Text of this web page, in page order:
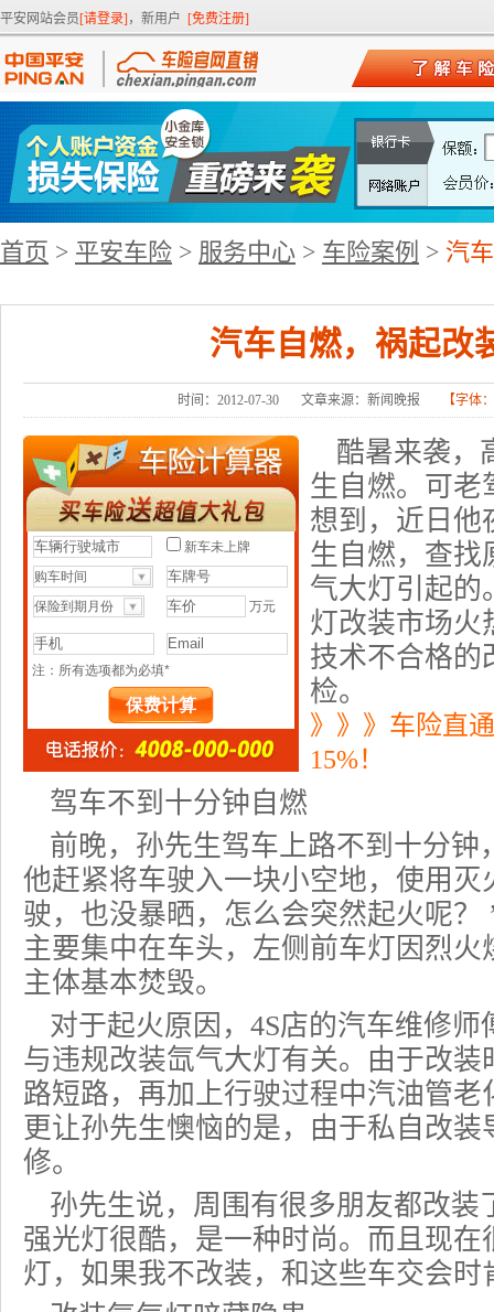
平安网站会员[请登录] ，新用户 [免费注册]
首页 > 平安车险 > 服务中心 > 车险案例 > 汽
汽车自燃，祸起改
时间：2012-07-30 文章来源：新闻晚报 【字体
酷暑来袭，
生自燃。可老
想到，近日他
生自燃，查找
气大灯引起的
灯改装市场火
技术不合格的
检。
》》》车险直
15%！
驾车不到十分钟自燃
前晚，孙先生驾车上路不到十分钟
他赶紧将车驶入一块小空地，使用灭
驶，也没暴晒，怎么会突然起火呢？
主要集中在车头，左侧前车灯因烈
主体基本焚毁。
对于起火原因，4S店的汽车维修
与违规改装氙气大灯有关。由于改
路短路，再加上行驶过程中汽油管
更让孙先生懊恼的是，由于私自改装
修。
孙先生说，周围有很多朋友都改装
强光灯很酷，是一种时尚。而且现
灯，如果我不改装，和这些车交会